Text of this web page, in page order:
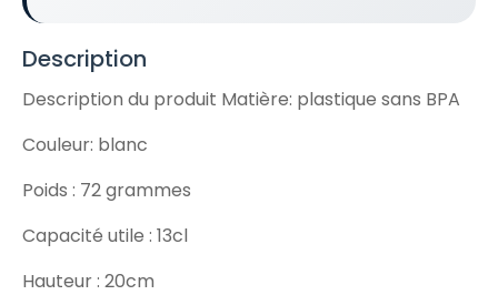
Description
Description du produit Matière: plastique sans BPA
Couleur: blanc
Poids : 72 grammes
Capacité utile : 13cl
Hauteur : 20cm